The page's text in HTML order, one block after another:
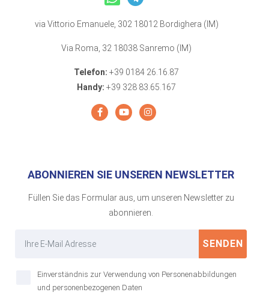
via Vittorio Emanuele, 302 18012 Bordighera (IM)
Via Roma, 32 18038 Sanremo (IM)
Telefon: +39 0184 26.16.87
Handy: +39 328 83.65.167
ABONNIEREN SIE UNSEREN NEWSLETTER
Füllen Sie das Formular aus, um unseren Newsletter zu
abonnieren.
SENDEN
Einverständnis zur Verwendung von Personenabbildungen
und personenbezogenen Daten